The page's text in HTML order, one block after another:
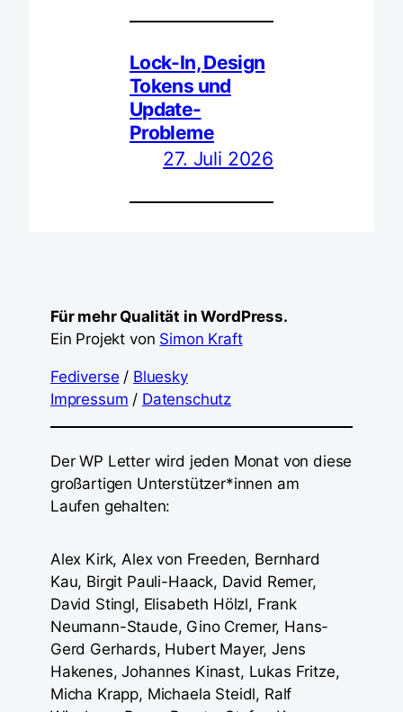
Lock-In, Design
Tokens und
Update-
Probleme
27. Juli 2026
Für mehr Qualität in WordPress.
Ein Projekt von Simon Kraft
Fediverse / Bluesky
Impressum / Datenschutz
Der WP Letter wird jeden Monat von diese
großartigen Unterstützer*innen am
Laufen gehalten:
Alex Kirk, Alex von Freeden, Bernhard
Kau, Birgit Pauli-Haack, David Remer,
David Stingl, Elisabeth Hölzl, Frank
Neumann-Staude, Gino Cremer, Hans-
Gerd Gerhards, Hubert Mayer, Jens
Hakenes, Johannes Kinast, Lukas Fritze,
Micha Krapp, Michaela Steidl, Ralf